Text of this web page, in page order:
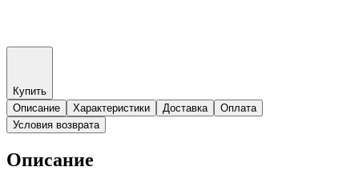
Купить
Описание
Характеристики Доставка
Оплата
Условия возврата
Описание